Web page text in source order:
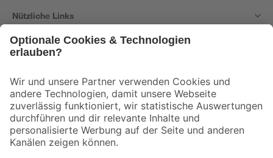
Nützliche Links
Der toom Newsletter: Keine Angebote und Aktionen mehr verpassen!
Zur Newsletter Anmeldung
Folge uns